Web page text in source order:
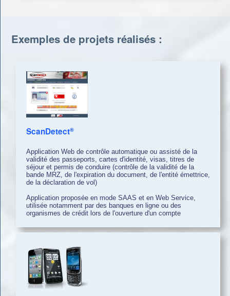
Exemples de projets réalisés :
ScanDetect®
Application Web de contrôle automatique ou assisté de la
validité des passeports, cartes d'identité, visas, titres de
séjour et permis de conduire (contrôle de la validité de la
bande MRZ, de l'expiration du document, de l'entité émettrice,
de la déclaration de vol)
Application proposée en mode SAAS et en Web Service,
utilisée notamment par des banques en ligne ou des
organismes de crédit lors de l'ouverture d'un compte